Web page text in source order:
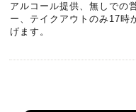
アルコール提供、無しでの
ー、テイクアウトのみ17時
げます。